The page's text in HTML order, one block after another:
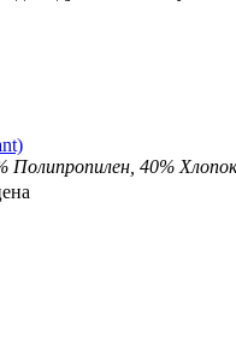
Полипропилен, 40% Хлопок